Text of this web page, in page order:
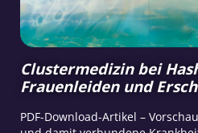
Clustermedizin bei
Frauenleiden und
PDF-Download-Artikel –